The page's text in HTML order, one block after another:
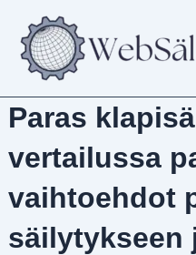
sisältöön
Paras
vertailussa
vaihtoehdot
säilytykseen